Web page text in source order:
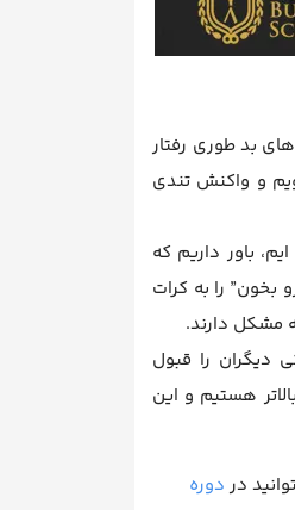
بد طوری رفتار
و واکنش تندی
باور داریم که
بخون” را به کرات
مشکل دارند.
دیگران را قبول
هستیم و این
در دوره